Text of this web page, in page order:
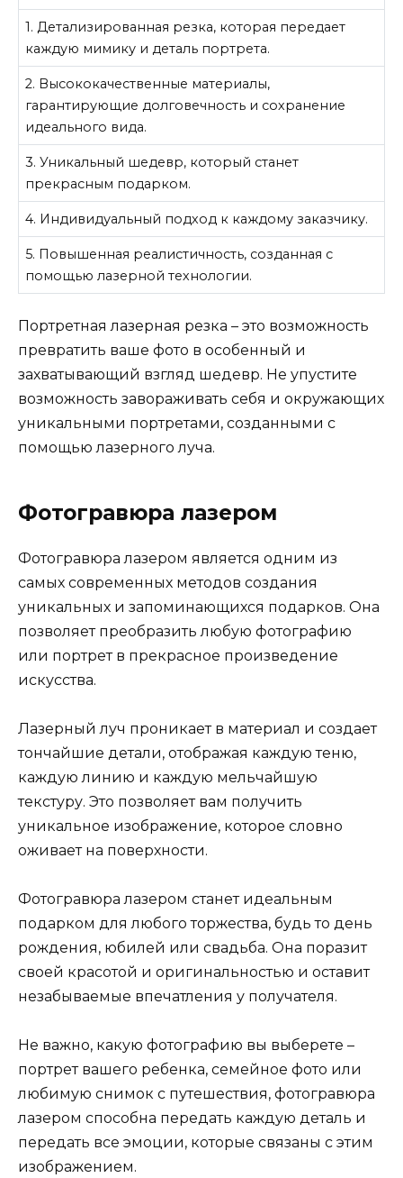
1. Детализированная резка, которая передает
каждую мимику и деталь портрета.
2. Высококачественные материалы,
гарантирующие долговечность и сохранение
идеального вида.
3. Уникальный шедевр, который станет
прекрасным подарком.
4. Индивидуальный подход к каждому заказчику.
5. Повышенная реалистичность, созданная с
помощью лазерной технологии.
Портретная лазерная резка – это возможность
превратить ваше фото в особенный и
захватывающий взгляд шедевр. Не упустите
возможность завораживать себя и окружающих
уникальными портретами, созданными с
помощью лазерного луча.
Фотогравюра лазером
Фотогравюра лазером является одним из
самых современных методов создания
уникальных и запоминающихся подарков. Она
позволяет преобразить любую фотографию
или портрет в прекрасное произведение
искусства.
Лазерный луч проникает в материал и создает
тончайшие детали, отображая каждую теню,
каждую линию и каждую мельчайшую
текстуру. Это позволяет вам получить
уникальное изображение, которое словно
оживает на поверхности.
Фотогравюра лазером станет идеальным
подарком для любого торжества, будь то день
рождения, юбилей или свадьба. Она поразит
своей красотой и оригинальностью и оставит
незабываемые впечатления у получателя.
Не важно, какую фотографию вы выберете –
портрет вашего ребенка, семейное фото или
любимую снимок с путешествия, фотогравюра
лазером способна передать каждую деталь и
передать все эмоции, которые связаны с этим
изображением.